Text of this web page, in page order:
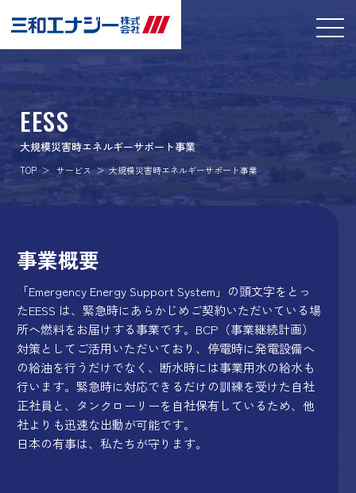
大規模災害時エネルギーサポート事業
EESS
TOP サービス 大規模災害時エネルギーサポート事業
事業概要
「Emergency Energy Support System」の頭文字をとっ
たEESS は、緊急時にあらかじめご契約いただいている場
所へ燃料をお届けする事業です。BCP（事業継続計画）
対策としてご活用いただいており、停電時に発電設備へ
の給油を行うだけでなく、断水時には事業用水の給水も
行います。緊急時に対応できるだけの訓練を受けた自社
正社員と、タンクローリーを自社保有しているため、他
社よりも迅速な出動が可能です。
日本の有事は、私たちが守ります。